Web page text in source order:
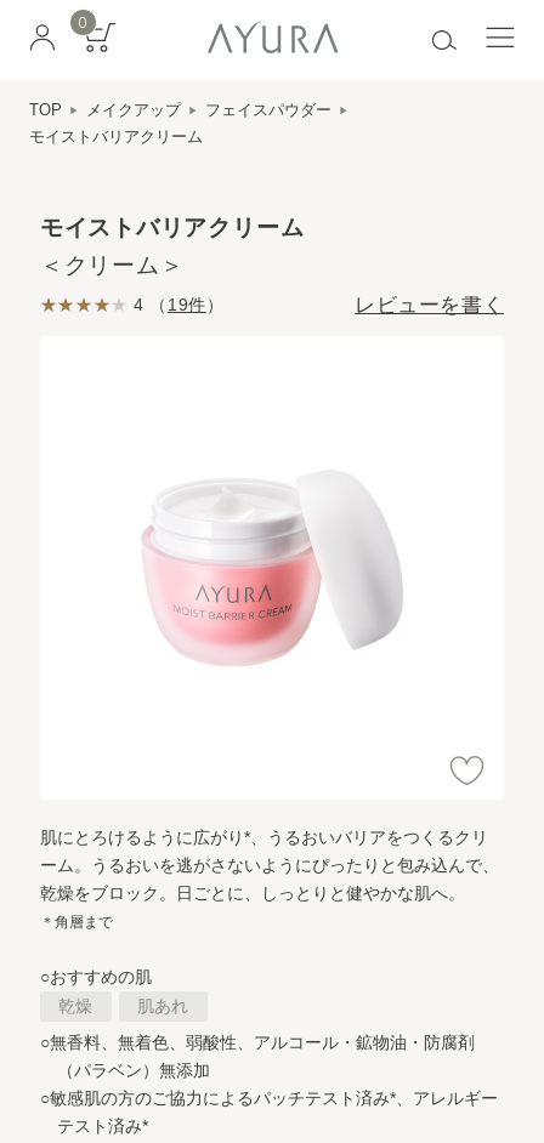
0
TOP メイクアップ
フェイスパウダー
モイストバリアクリーム
モイストバリアクリーム
＜クリーム＞
4 （ 19件） レビューを書く
肌にとろけるように広がり*、うるおいバリアをつくるクリ
ーム。
うるおいを逃がさないようにぴったりと包み込んで、
乾燥をブロック。
日ごとに、しっとりと健やかな肌へ。
＊角層まで
○おすすめの肌
乾燥
肌あれ
○無香料、無着色、弱酸性、アルコール・鉱物油・防腐剤
（パラベン）無添加
○敏感肌の方のご協力によるパッチテスト済み*、アレルギー
テスト済み*